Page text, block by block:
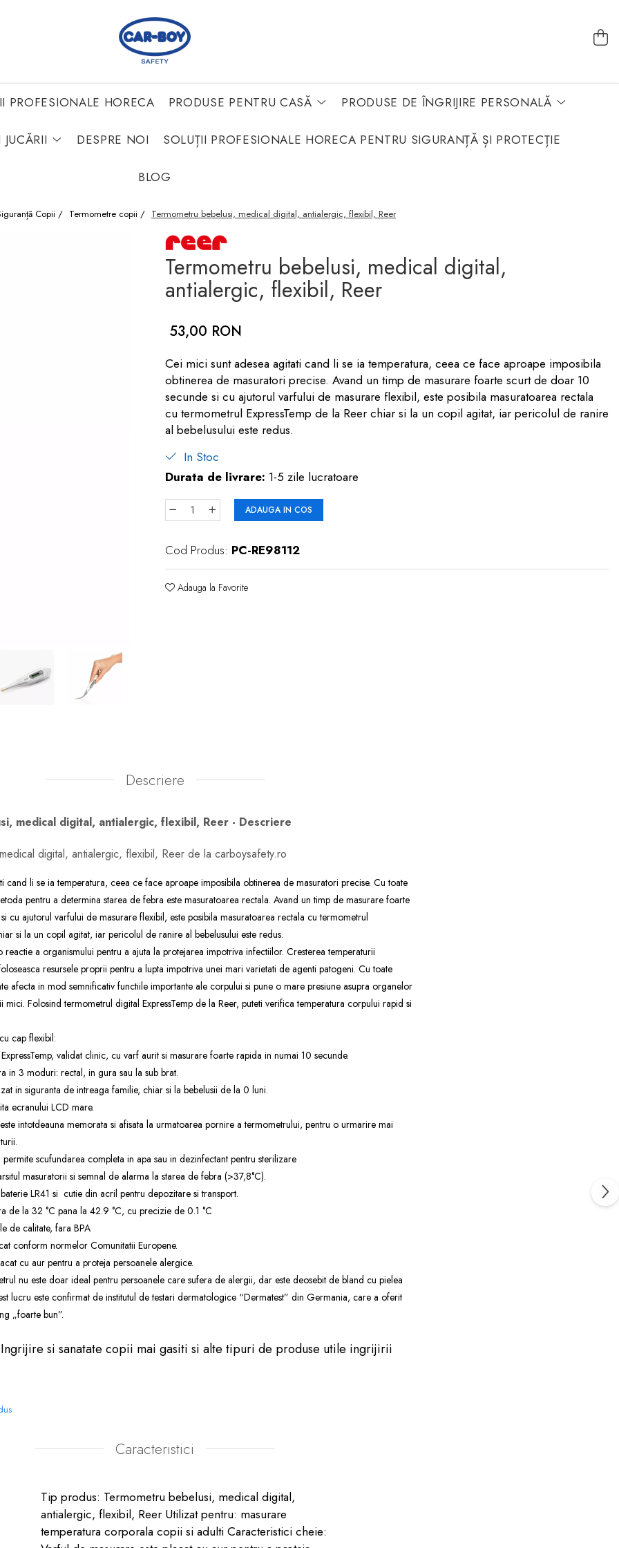
PROFESIONALE HORECA PRODUSE PENTRU CASĂ PRODUSE DE ÎNGRIJIRE PERSONALĂ
JUCĂRII DESPRE NOI SOLUȚII PROFESIONALE HORECA PENTRU SIGURANȚĂ ȘI PROTECȚIE
BLOG
Copii / Termometre copii / Termometru bebelusi, medical digital, antialergic, flexibil, Reer
Termometru bebelusi, medical digital,
antialergic, flexibil, Reer
53,00 RON
Cei mici sunt adesea agitati cand li se ia temperatura, ceea ce face aproape imposibila
obtinerea de masuratori precise. Avand un timp de masurare foarte scurt de doar 10
secunde si cu ajutorul varfului de masurare flexibil, este posibila masuratoarea rectala
cu termometrul ExpressTemp de la Reer chiar si la un copil agitat, iar pericolul de ranire
al bebelusului este redus.
In Stoc
Durata de livrare: 1-5 zile lucratoare
ADAUGA IN COS
Cod Produs: PC-RE98112
Adauga la Favorite
Descriere
medical digital, antialergic, flexibil, Reer - Descriere
digital, antialergic, flexibil, Reer de la carboysafety.ro
cand li se ia temperatura, ceea ce face aproape imposibila obtinerea de masuratori precise. Cu toate
pentru a determina starea de febra este masuratoarea rectala. Avand un timp de masurare foarte
cu ajutorul varfului de masurare flexibil, este posibila masuratoarea rectala cu termometrul
si la un copil agitat, iar pericolul de ranire al bebelusului este redus.
a organismului pentru a ajuta la protejarea impotriva infectiilor. Cresterea temperaturii
resursele proprii pentru a lupta impotriva unei mari varietati de agenti patogeni. Cu toate
afecta in mod semnificativ functiile importante ale corpului si pune o mare presiune asupra organelor
mici. Folosind termometrul digital ExpressTemp de la Reer, puteti verifica temperatura corpului rapid si
cap flexibil:
validat clinic, cu varf aurit si masurare foarte rapida in numai 10 secunde.
in 3 moduri: rectal, in gura sau la sub brat.
in siguranta de intreaga familie, chiar si la bebelusii de la 0 luni.
ecranului LCD mare.
intotdeauna memorata si afisata la urmatoarea pornire a termometrului, pentru o urmarire mai
permite scufundarea completa in apa sau in dezinfectant pentru sterilizare
masuratorii si semnal de alarma la starea de febra (>37,8°C).
LR41 si cutie din acril pentru depozitare si transport.
de la 32 °C pana la 42.9 °C, cu precizie de 0.1 °C
de calitate, fara BPA
conform normelor Comunitatii Europene.
cu aur pentru a proteja persoanele alergice.
nu este doar ideal pentru persoanele care sufera de alergii, dar este deosebit de bland cu pielea
lucru este confirmat de institutul de testari dermatologice “Dermatest” din Germania, care a oferit
„foarte bun”.
Ingrijire si sanatate copii mai gasiti si alte tipuri de produse utile ingrijirii
Caracteristici
Tip produs: Termometru bebelusi, medical digital,
antialergic, flexibil, Reer Utilizat pentru: masurare
temperatura corporala copii si adulti Caracteristici cheie: